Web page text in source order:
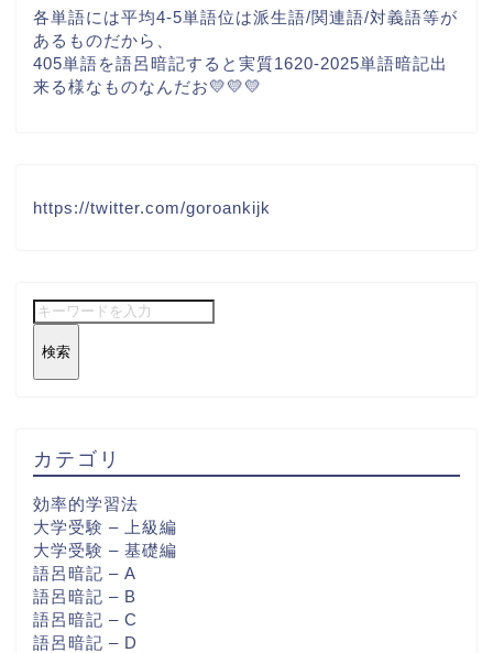
各単語には平均4-5単語位は派生語/関連語/対義語等が
あるものだから、
405単語を語呂暗記すると実質1620-2025単語暗記出
来る様なものなんだお💛💛💛
https://twitter.com/goroankijk
検索
カテゴリ
効率的学習法
大学受験 – 上級編
大学受験 – 基礎編
語呂暗記 – A
語呂暗記 – B
語呂暗記 – C
語呂暗記 – D